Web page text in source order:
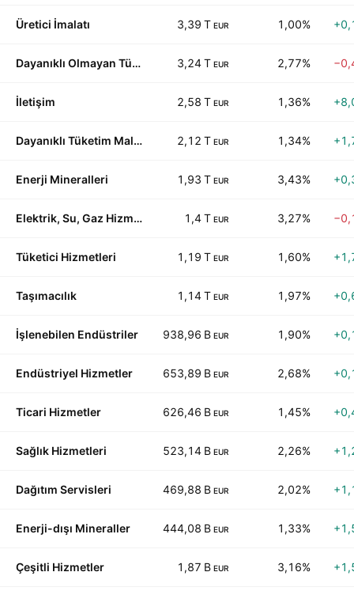
Üretici İmalatı 3,39 T EUR 1,00%
Dayanıklı Olmayan Tüketici Ürünleri 3,24 T EUR 2,77%
İletişim 2,58 T EUR 1,36%
Dayanıklı Tüketim Malları 2,12 T EUR 1,34%
Enerji Mineralleri 1,93 T EUR 3,43%
Elektrik, Su, Gaz Hizmetleri 1,4 T EUR 3,27%
Tüketici Hizmetleri 1,19 T EUR 1,60%
Taşımacılık 1,14 T EUR 1,97%
İşlenebilen Endüstriler 938,96 B EUR 1,90%
Endüstriyel Hizmetler 653,89 B EUR 2,68%
Ticari Hizmetler 626,46 B EUR 1,45%
Sağlık Hizmetleri 523,14 B EUR 2,26%
Dağıtım Servisleri 469,88 B EUR 2,02%
Enerji-dışı Mineraller 444,08 B EUR 1,33%
Çeşitli Hizmetler 1,87 B EUR 3,16%